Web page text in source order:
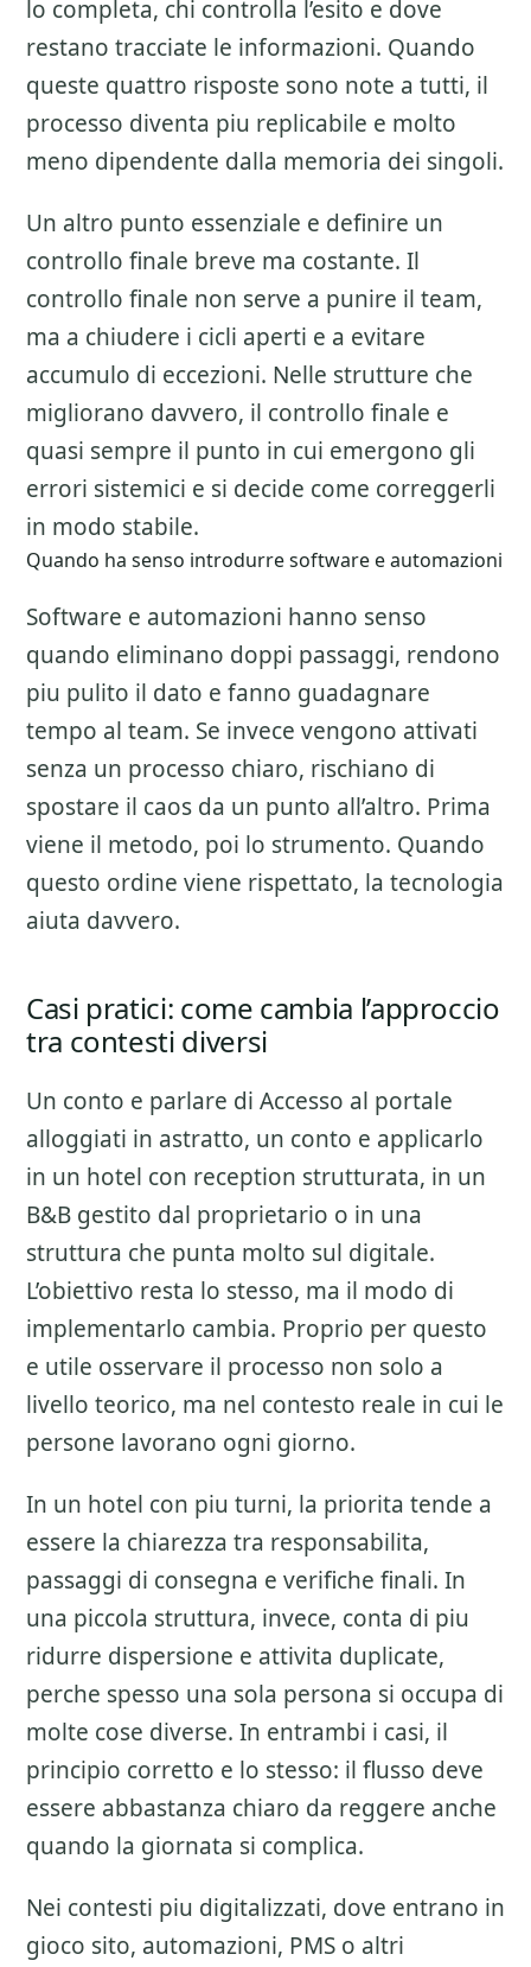
lo completa, chi controlla l’esito e dove
restano tracciate le informazioni. Quando
queste quattro risposte sono note a tutti, il
processo diventa piu replicabile e molto
meno dipendente dalla memoria dei singoli.
Un altro punto essenziale e definire un
controllo finale breve ma costante. Il
controllo finale non serve a punire il team,
ma a chiudere i cicli aperti e a evitare
accumulo di eccezioni. Nelle strutture che
migliorano davvero, il controllo finale e
quasi sempre il punto in cui emergono gli
errori sistemici e si decide come correggerli
in modo stabile.
Quando ha senso introdurre software e automazioni
Software e automazioni hanno senso
quando eliminano doppi passaggi, rendono
piu pulito il dato e fanno guadagnare
tempo al team. Se invece vengono attivati
senza un processo chiaro, rischiano di
spostare il caos da un punto all’altro. Prima
viene il metodo, poi lo strumento. Quando
questo ordine viene rispettato, la tecnologia
aiuta davvero.
Casi pratici: come cambia l’approccio
tra contesti diversi
Un conto e parlare di Accesso al portale
alloggiati in astratto, un conto e applicarlo
in un hotel con reception strutturata, in un
B&B gestito dal proprietario o in una
struttura che punta molto sul digitale.
L’obiettivo resta lo stesso, ma il modo di
implementarlo cambia. Proprio per questo
e utile osservare il processo non solo a
livello teorico, ma nel contesto reale in cui le
persone lavorano ogni giorno.
In un hotel con piu turni, la priorita tende a
essere la chiarezza tra responsabilita,
passaggi di consegna e verifiche finali. In
una piccola struttura, invece, conta di piu
ridurre dispersione e attivita duplicate,
perche spesso una sola persona si occupa di
molte cose diverse. In entrambi i casi, il
principio corretto e lo stesso: il flusso deve
essere abbastanza chiaro da reggere anche
quando la giornata si complica.
Nei contesti piu digitalizzati, dove entrano in
gioco sito, automazioni, PMS o altri